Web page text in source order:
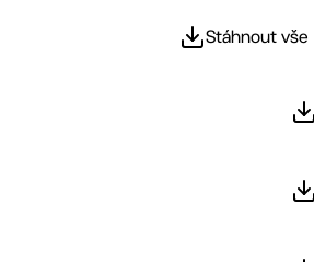
Stáhnout vše